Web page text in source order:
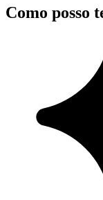
Como posso